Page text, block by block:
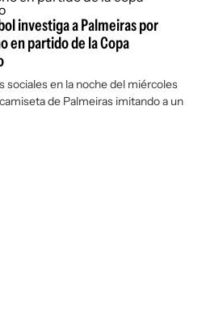
investiga a Palmeiras por
en partido de la Copa
sociales en la noche del miércoles
de Palmeiras imitando a un